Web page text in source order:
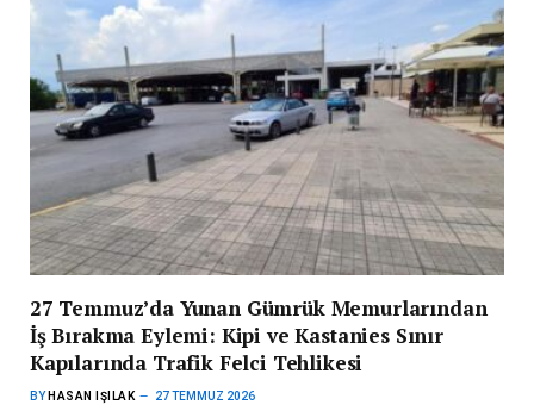
27 Temmuz’da Yunan Gümrük Memurlarından
İş Bırakma Eylemi: Kipi ve Kastanies Sınır
Kapılarında Trafik Felci Tehlikesi
BY HASAN IŞILAK 27 TEMMUZ 2026